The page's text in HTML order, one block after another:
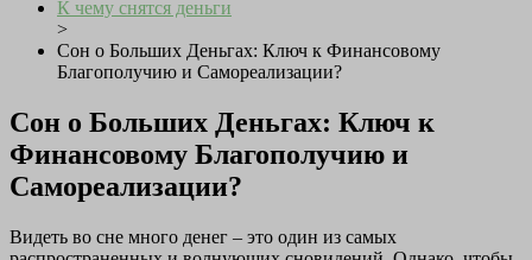
К чему снятся деньги
>
Сон о Больших Деньгах: Ключ к Финансовому
Благополучию и Самореализации?
Сон о Больших Деньгах: Ключ к
Финансовому Благополучию и
Самореализации?
Видеть во сне много денег – это один из самых